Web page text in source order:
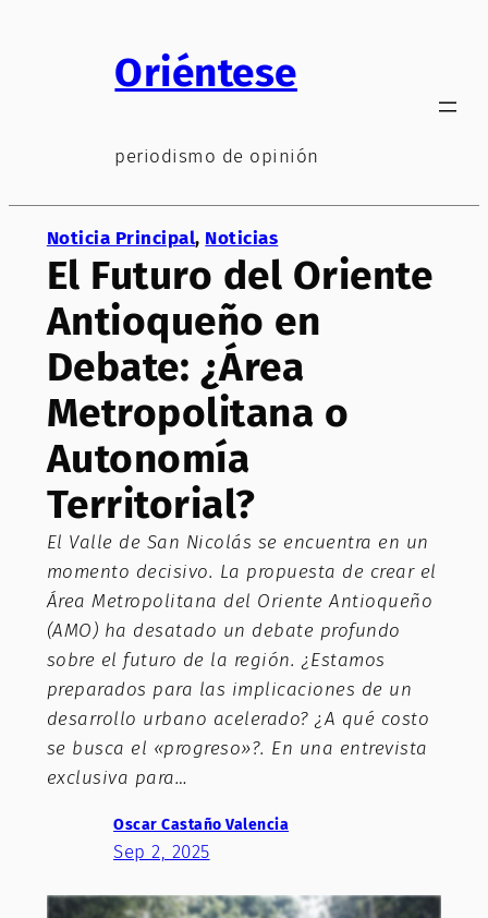
Oriéntese
periodismo de opinión
Noticia Principal, Noticias
El Futuro del Oriente
Antioqueño en
Debate: ¿Área
Metropolitana o
Autonomía
Territorial?
El Valle de San Nicolás se encuentra en un
momento decisivo. La propuesta de crear el
Área Metropolitana del Oriente Antioqueño
(AMO) ha desatado un debate profundo
sobre el futuro de la región. ¿Estamos
preparados para las implicaciones de un
desarrollo urbano acelerado? ¿A qué costo
se busca el «progreso»?. En una entrevista
exclusiva para…
Oscar Castaño Valencia
Sep 2, 2025